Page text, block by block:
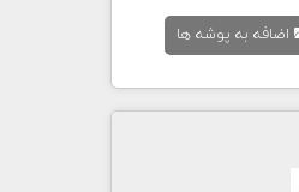
اضافه به پوشه ها